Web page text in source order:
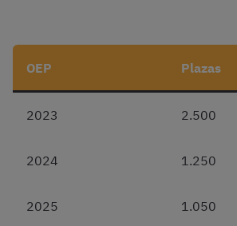
OEP Plazas
2023 2.500
2024 1.250
2025 1.050